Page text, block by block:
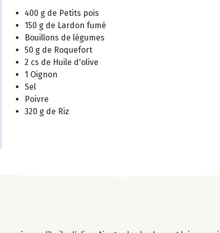
400 g de Petits pois
150 g de Lardon fumé
Bouillons de légumes
50 g de Roquefort
2 cs de Huile d'olive
1 Oignon
Sel
Poivre
320 g de Riz